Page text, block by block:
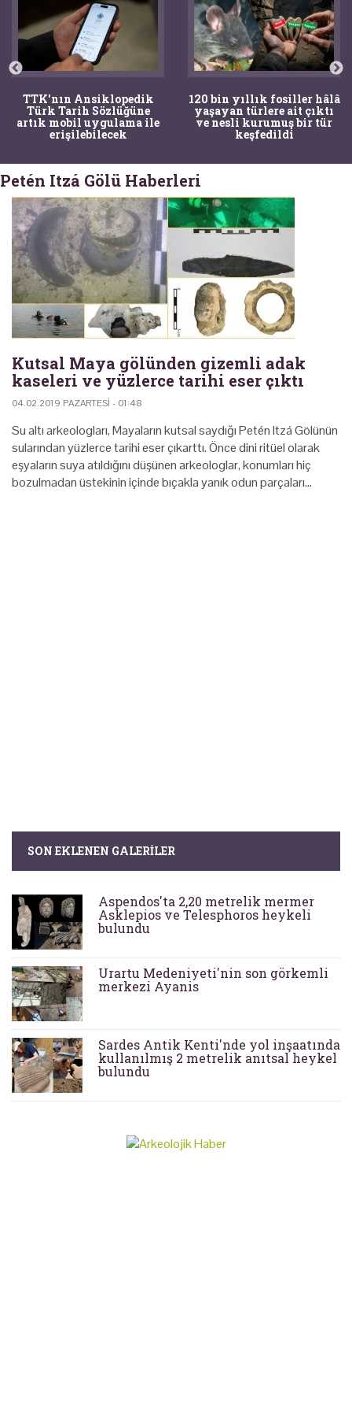
TTK'nın Ansiklopedik
Türk Tarih Sözlüğüne
artık mobil uygulama ile
erişilebilecek
120 bin yıllık fosiller hâlâ
yaşayan türlere ait çıktı
ve nesli kurumuş bir tür
keşfedildi
Petén Itzá Gölü Haberleri
Kutsal Maya gölünden gizemli adak
kaseleri ve yüzlerce tarihi eser çıktı
04.02.2019 PAZARTESI - 01:48
Su altı arkeologları, Mayaların kutsal saydığı Petén Itzá Gölünün
sularından yüzlerce tarihi eser çıkarttı. Önce dini ritüel olarak
eşyaların suya atıldığını düşünen arkeologlar, konumları hiç
bozulmadan üstekinin içinde bıçakla yanık odun parçaları…
SON EKLENEN GALERILER
Aspendos'ta 2,20 metrelik mermer
Asklepios ve Telesphoros heykeli
bulundu
Urartu Medeniyeti'nin son görkemli
merkezi Ayanis
Sardes Antik Kenti'nde yol inşaatında
kullanılmış 2 metrelik anıtsal heykel
bulundu